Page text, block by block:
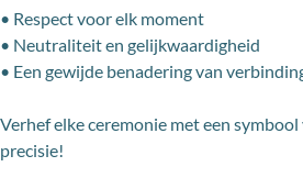
• Respect voor elk moment
• Neutraliteit en gelijkwaardigheid
• Een gewijde benadering van
Verhef elke ceremonie met een
precisie!